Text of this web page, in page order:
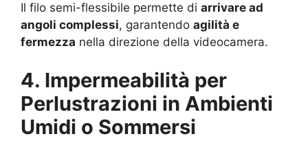
Il filo semi-flessibile permette di arrivare ad
angoli complessi, garantendo agilità e
fermezza nella direzione della videocamera.
4. Impermeabilità per
Perlustrazioni in Ambienti
Umidi o Sommersi